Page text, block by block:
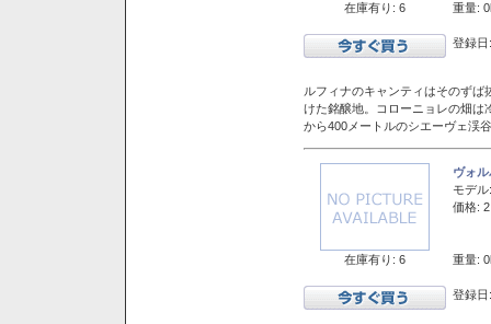
在庫有り: 6 重量:
登録
ルフィナのキャンティはそのず
けた銘醸地。コローニョレの畑は
から400メートルのシエーヴェ渓
在庫有り: 6
ヴォ
モデル:
価格:
重量:
登録